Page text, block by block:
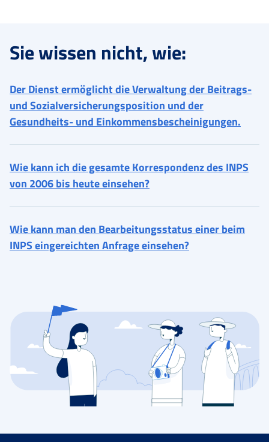
Sie wissen nicht, wie:
Der Dienst ermöglicht die Verwaltung der Beitrags-
und Sozialversicherungsposition und der
Gesundheits- und Einkommensbescheinigungen.
Wie kann ich die gesamte Korrespondenz des INPS
von 2006 bis heute einsehen?
Wie kann man den Bearbeitungsstatus einer beim
INPS eingereichten Anfrage einsehen?